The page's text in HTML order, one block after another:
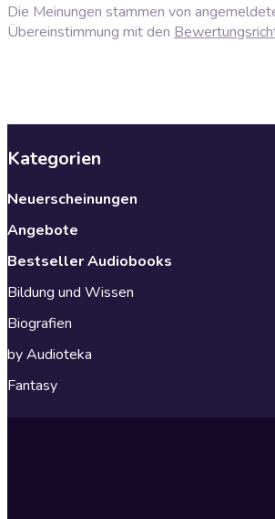
Die Meinungen stammen von
Übereinstimmung mit den
Kategorien
Neuerscheinungen
Angebote
Bestseller Audiobooks
Bildung und Wissen
Biografien
by Audioteka
Fantasy